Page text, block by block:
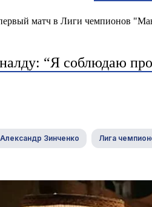
матч в Лиги чемпионов
“Я соблюдаю
Александр Зинченко Лига